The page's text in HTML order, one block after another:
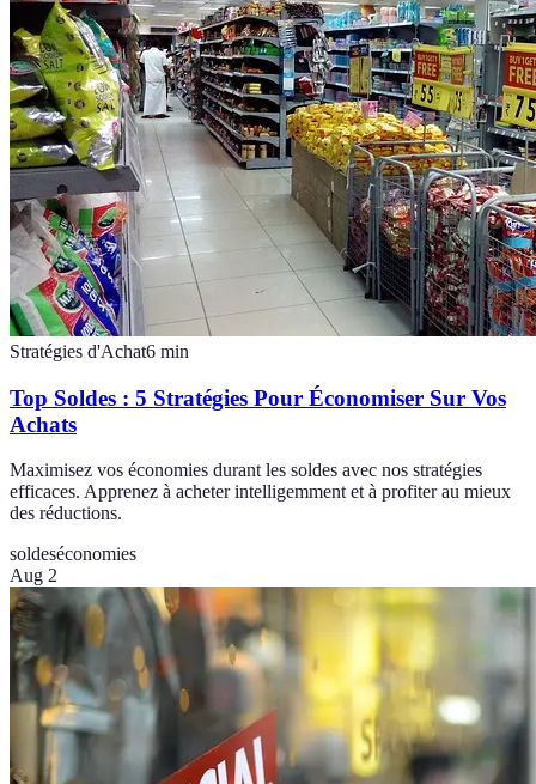
Stratégies d'Achat6 min
Top Soldes : 5 Stratégies Pour Économiser Sur Vos
Achats
Maximisez vos économies durant les soldes avec nos stratégies
efficaces. Apprenez à acheter intelligemment et à profiter au mieux
des réductions.
soldeséconomies
Aug 2